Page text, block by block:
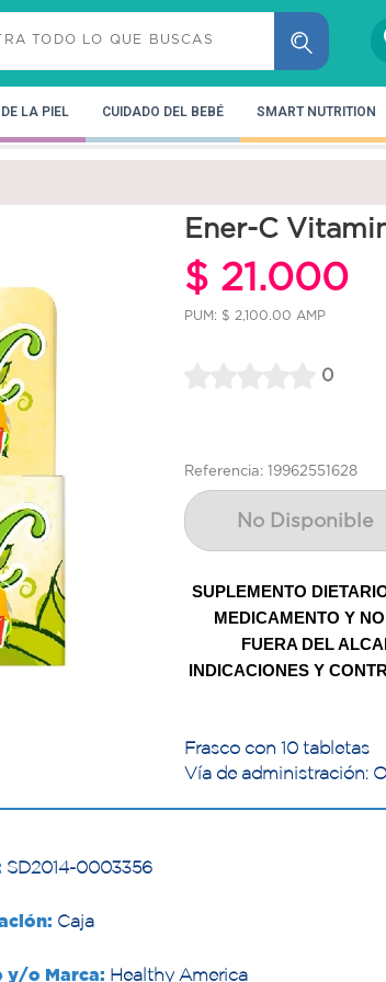
LA PIEL CUIDADO DEL BEBÉ SMART NUTRITION
Ener-C
$ 21.000
PUM: $ 2,100.00 AMP
0
Referencia: 19962551628
No Disponible
SUPLEMENTO
MEDICAMENTO Y
FUERA DEL
INDICACIONES Y
Frasco con 10 tabletas
Vía de administración:
SD2014-0003356
Caja
y/o Marca: Healthy America